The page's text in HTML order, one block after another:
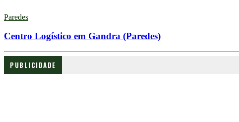
Paredes
Centro Logístico em Gandra (Paredes)
PUBLICIDADE